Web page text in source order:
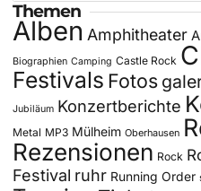
Themen
Alben Amphitheater
Biographien Camping Castle Rock
Festivals Fotos
Jubiläum Konzertberichte
Metal MP3 Mülheim Oberhausen
Rezensionen Rock
Festival ruhr Running Order